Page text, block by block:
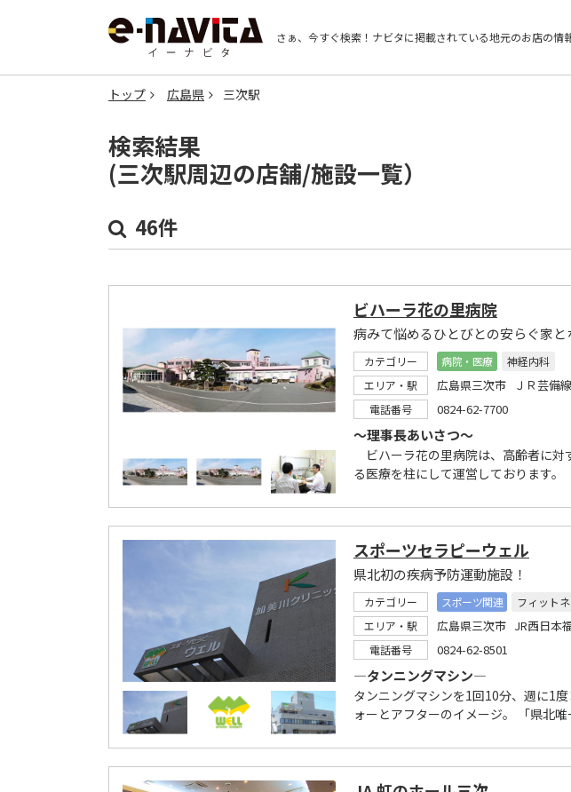
さぁ、今すぐ検索！ ナビタに掲載されている地元のお店の情
トップ 広島県 三次駅
検索結果
(三次駅周辺の店舗/施設一覧）
46件
ビハーラ花の里病院
病みて悩めるひとびとの安らぐ家
カテゴリー 病院・医療
神経内科
エリア・駅
広島県三次市 ＪＲ芸備
電話番号 0824-62-7700
～理事長あいさつ～
ビハーラ花の里病院は、高齢者に対
る医療を柱にして運営しております
スポーツセラピーウェル
県北初の疾病予防運動施設！
カテゴリー スポーツ関連
フィット
エリア・駅
広島県三次市 JR西日本
電話番号 0824-62-8501
―タンニングマシン―
タンニングマシンを1回10分、週に1
ォーとアフターのイメージ。 「県北